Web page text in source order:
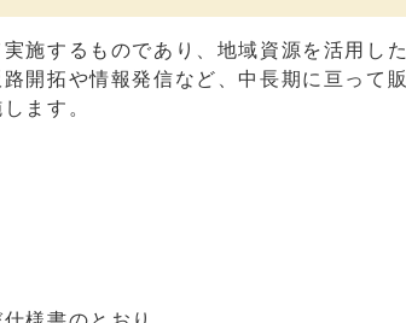
施するものであり、地域資源を活用した
開拓や情報発信など、中長期に亘って販
ます。